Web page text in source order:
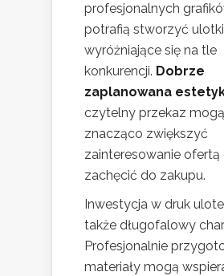
profesjonalnych
potrafią stworzyć ulotki
wyróżniające się na tle
konkurencji. Dobrze
zaplanowana
czytelny przekaz mogą
znacząco zwiększyć
zainteresowanie ofertą
zachęcić do zakupu.
Inwestycja w druk
także długofalowy
Profesjonalnie
materiały mogą